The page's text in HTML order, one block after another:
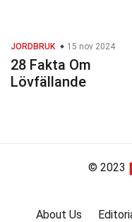
JORDBRUK 15 nov 2024
28 Fakta Om
Lövfällande
© 2023
About Us